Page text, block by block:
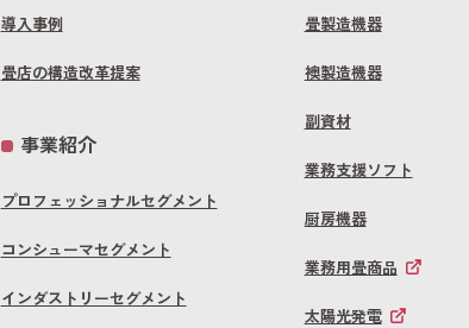
導入事例
畳店の構造改革提案
事業紹介
プロフェッショナルセグメント
コンシューマセグメント
インダストリーセグメント
畳製造機器
襖製造機器
副資材
業務支援ソフト
厨房機器
業務用畳商品
太陽光発電